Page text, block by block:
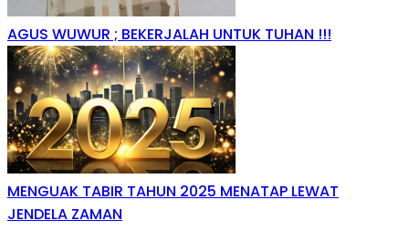
AGUS WUWUR ; BEKERJALAH UNTUK TUHAN !!!
MENGUAK TABIR TAHUN 2025 MENATAP LEWAT
JENDELA ZAMAN